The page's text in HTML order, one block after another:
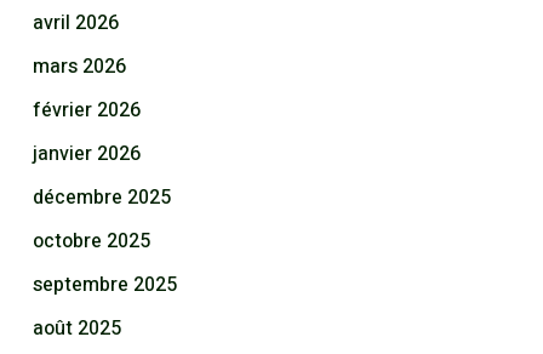
avril 2026
mars 2026
février 2026
janvier 2026
décembre 2025
octobre 2025
septembre 2025
août 2025